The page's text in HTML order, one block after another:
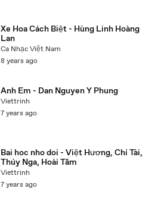
Xe Hoa Cách Biệt - Hùng Linh Hoàng
Lan
Ca Nhạc Việt Nam
8 years ago
Anh Em - Dan Nguyen Y Phung
Viettrinh
7 years ago
Bai hoc nho doi - Việt Hương, Chí Tài,
Thúy Nga, Hoài Tâm
Viettrinh
7 years ago